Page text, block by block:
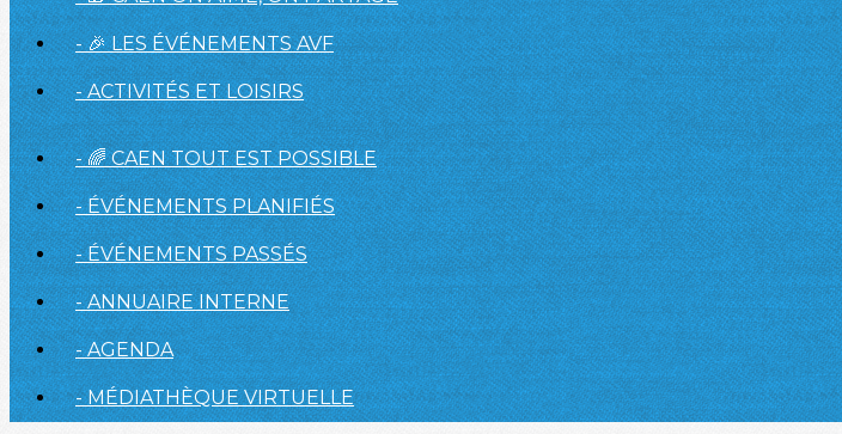
- 🎉 LES ÉVÉNEMENTS AVF
- ACTIVITÉS ET LOISIRS
- 🌈 CAEN TOUT EST POSSIBLE
- ÉVÉNEMENTS PLANIFIÉS
- ÉVÉNEMENTS PASSÉS
- ANNUAIRE INTERNE
- AGENDA
- MÉDIATHÈQUE VIRTUELLE